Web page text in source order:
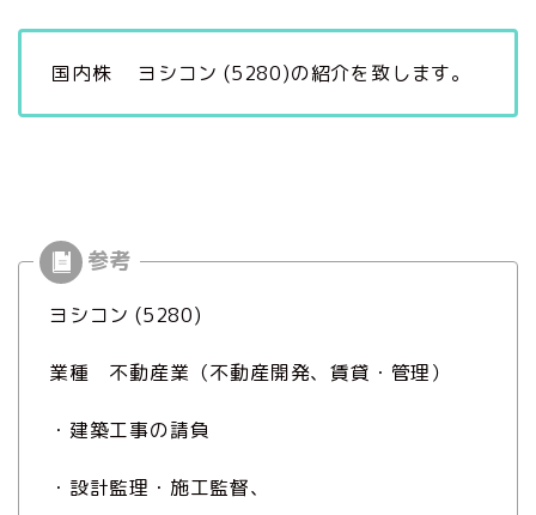
国内株 ヨシコン (5280)の紹介を致します。
ヨシコン (5280)
業種 不動産業（不動産開発、賃貸・管理）
・建築工事の請負
・設計監理・施工監督、